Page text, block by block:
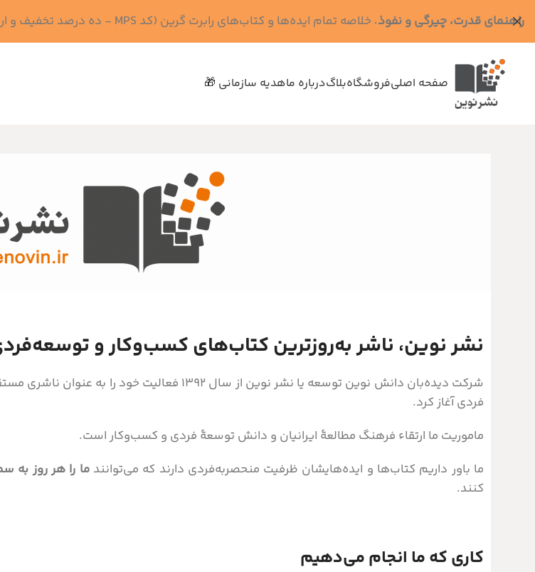
صفحه اصلیفروشگاهبلاگدرباره ماهدیه سازمانی 🎁
نشر نوین، ناشر به‌روز‌ترین کتاب‌های کسب‌وکار و
شرکت دیده‌بان دانش نوین توسعه یا نشر نوین از سال
فردی آغاز کرد.
ماموریت ما ارتقاء فرهنگ مطالعۀ ایرانیان و دانش توسعۀ فردی و کسب‌وکار است.
ما باور داریم کتاب‌ها و ایده‌هایشان ظرفیت منحصربه‌فردی دارند که می‌توانندما را هر روز
کنند.
کاری که ما انجام می‌دهیم
راهنمای قدرت، چیرگی و نفوذ، خلاصه تمام ایده‌ها و کتاب‌های رابرت گرین (کد MPS - ده درصد تخفیف و ارسال رایگان)